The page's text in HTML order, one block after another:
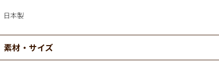
日本製
素材・サイズ